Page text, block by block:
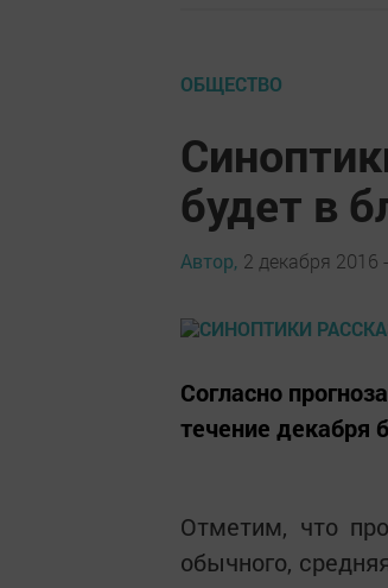
ОБЩЕСТВО
будет в
Автор, 2 декабря 2016
Согласно
течение декабря
Отметим, что
обычного,